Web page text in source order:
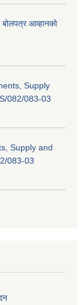
बोलपत्र आव्हानको
Supply
082/083-03
Supply and
083-03